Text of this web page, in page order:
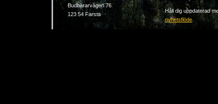
Budbärarvägen 76
123 54 Farsta
Håll dig uppdaterad
nyhetsflöde.